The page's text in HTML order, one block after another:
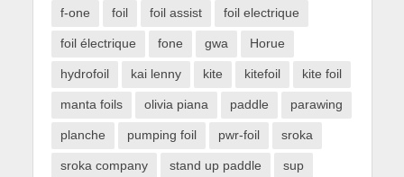
f-one foil foil assist foil electrique
foil électrique fone gwa Horue
hydrofoil kai lenny kite kitefoil kite foil
manta foils olivia piana paddle parawing
planche pumping foil pwr-foil sroka
sroka company stand up paddle sup